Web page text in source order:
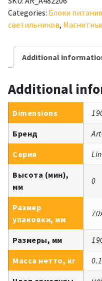
Linea-
Accessories
quantity
Categories: Блоки питания
светильников,
Additional
Additional
Dimensions
Бренд
Серия
Высота (мин),
мм
0
Размер
упаковки, мм
Размеры, мм
Масса нетто, кг